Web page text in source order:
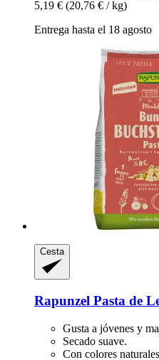
5,19 € (20,76 € / kg)
Entrega hasta el 18 agosto
Cesta
Rapunzel Pasta de
Gusta a jóvenes y
Secado suave.
Con colores